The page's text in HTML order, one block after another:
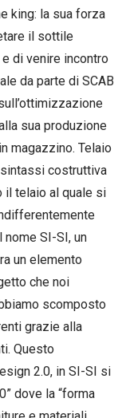
king: la sua forza
il sottile
di venire incontro
da parte di SCAB
sua produzione
magazzino. Telaio
costruttiva
il telaio al quale si
nome SI-SI, un
un elemento
che noi
scomposto
grazie alla
Questo
2.0, in SI-SI si
dove la “forma